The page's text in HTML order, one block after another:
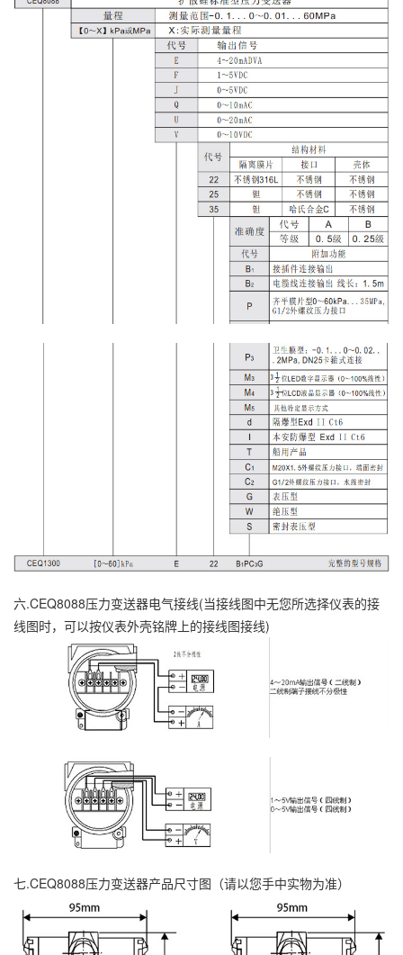
六.CEQ8088压力变送器电气接线(当接线图中无您所选择仪表的接
线图时，可以按仪表外壳铭牌上的接线图接线)
七.CEQ8088压力变送器产品尺寸图（请以您手中实物为准）